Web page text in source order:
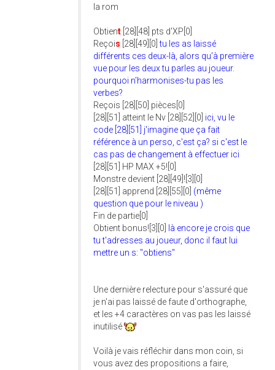
la rom
Obtient [28][48] pts d'XP[0]
Reçois [28][49][0]tu les as laissé
différents ces deux-là, alors qu'à première
vue pour les deux tu parles au joueur.
pourquoi n'harmonises-tu pas les
verbes?
Reçois [28][50] pièces[0]
[28][51] atteint le Nv [28][52][0] ici, vu le
code [28][51] j'imagine que ça fait
référence à un perso, c'est ça? si c'est le
cas pas de changement à effectuer ici
[28][51] HP MAX +5![0]
Monstre devient [28][49]![3][0]
[28][51] apprend [28][55][0] (même
question que pour le niveau )
Fin de partie[0]
Obtient bonus![3][0]
là encore je crois que
tu t'adresses au joueur, donc il faut lui
mettre un s: "obtiens"
Une dernière relecture pour s'assuré que
je n'ai pas laissé de faute d'orthographe,
et les +4 caractères on vas pas les laissé
inutilisé
Voilà je vais réfléchir dans mon coin, si
vous avez des propositions a faire,